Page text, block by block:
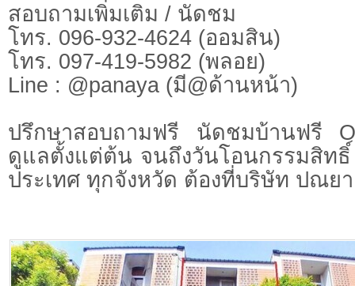
สอบถามเพิ่มเติม / นัดชม
โทร. 096-932-4624 (ออมสิน)
โทร. 097-419-5982 (พลอย)
Line : @panaya (มี@ด้านหน้า)
ปรึกษาสอบถามฟรี นัดชมบ้านฟรี
ดูแลตั้งแต่ต้น จนถึงวันโอนกรรมสิท
ประเทศ ทุกจังหวัด ต้องที่บริษัท ปณย